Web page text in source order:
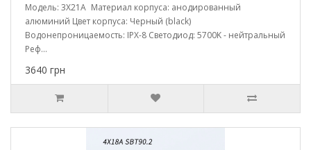
Модель: 3X21A Материал корпуса: анодированный
алюминий Цвет корпуса: Черный (black)
Водонепроницаемость: IPX-8 Светодиод: 5700K - нейтральный
Реф...
3640 грн